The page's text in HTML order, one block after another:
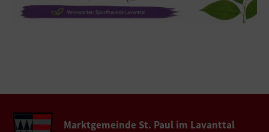
Marktgemeinde St. Paul im Lavanttal